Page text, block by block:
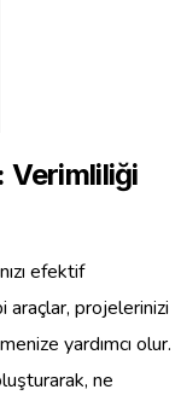
Verimliliği
efektif
araçlar, projelerinizi
yardımcı olur.
ne